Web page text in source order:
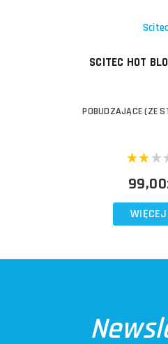
Scitec
SCITEC HOT
POBUDZAJĄCE (ZE
WIĘCEJ